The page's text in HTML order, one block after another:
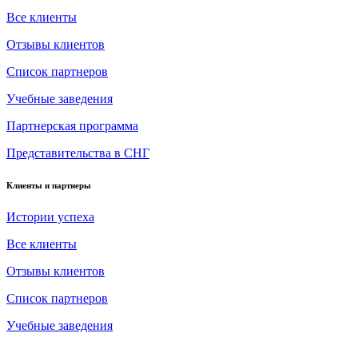
Все клиенты
Отзывы клиентов
Список партнеров
Учебные заведения
Партнерская программа
Представительства в СНГ
Клиенты и партнеры
Истории успеха
Все клиенты
Отзывы клиентов
Список партнеров
Учебные заведения